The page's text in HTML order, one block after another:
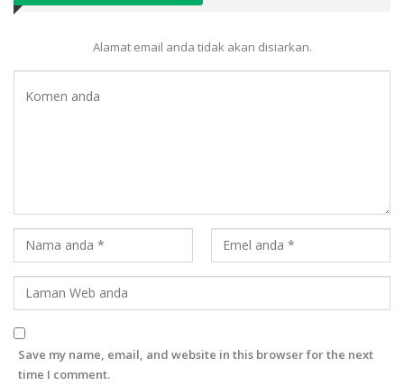
Alamat email anda tidak akan disiarkan.
Save my name, email, and website in this browser for the next
time I comment.